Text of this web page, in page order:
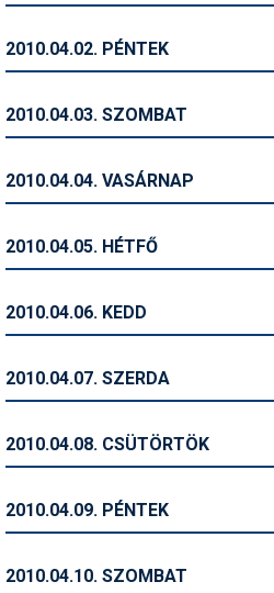
Ingatlan
Kerékpár
Magazinok
Pályázatok
2010.04.02. PÉNTEK
2010.04.03. SZOMBAT
2010.04.04. VASÁRNAP
2010.04.05. HÉTFŐ
2010.04.06. KEDD
2010.04.07. SZERDA
2010.04.08. CSÜTÖRTÖK
2010.04.09. PÉNTEK
2010.04.10. SZOMBAT